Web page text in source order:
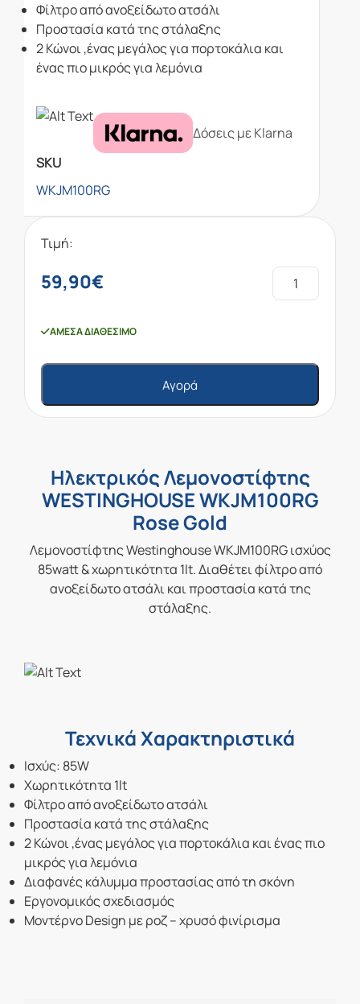
Φίλτρο από ανοξείδωτο ατσάλι
Προστασία κατά της στάλαξης
2 Κώνοι ,ένας μεγάλος για πορτοκάλια και
ένας πιο μικρός για λεμόνια
Δόσεις με Klarna
SKU
WKJM100RG
Τιμή:
59,90€
ΆΜΕΣΑ ΔΙΑΘΈΣΙΜΟ
Αγορά
Ηλεκτρικός Λεμονοστίφτης
WESTINGHOUSE WKJM100RG
Rose Gold
Λεμονοστίφτης Westinghouse WKJM100RG ισχύος
85watt & χωρητικότητα 1lt. Διαθέτει φίλτρο από
ανοξείδωτο ατσάλι και προστασία κατά της
στάλαξης.
Τεχνικά Χαρακτηριστικά
Ισχύς: 85W
Χωρητικότητα 1lt
Φίλτρο από ανοξείδωτο ατσάλι
Προστασία κατά της στάλαξης
2 Κώνοι ,ένας μεγάλος για πορτοκάλια και ένας πιο
μικρός για λεμόνια
Διαφανές κάλυμμα προστασίας από τη σκόνη
Εργονομικός σχεδιασμός
Μοντέρνο Design με ροζ – χρυσό φινίρισμα